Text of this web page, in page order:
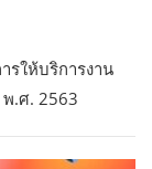
รให้บริการงาน
พ.ศ. 2563